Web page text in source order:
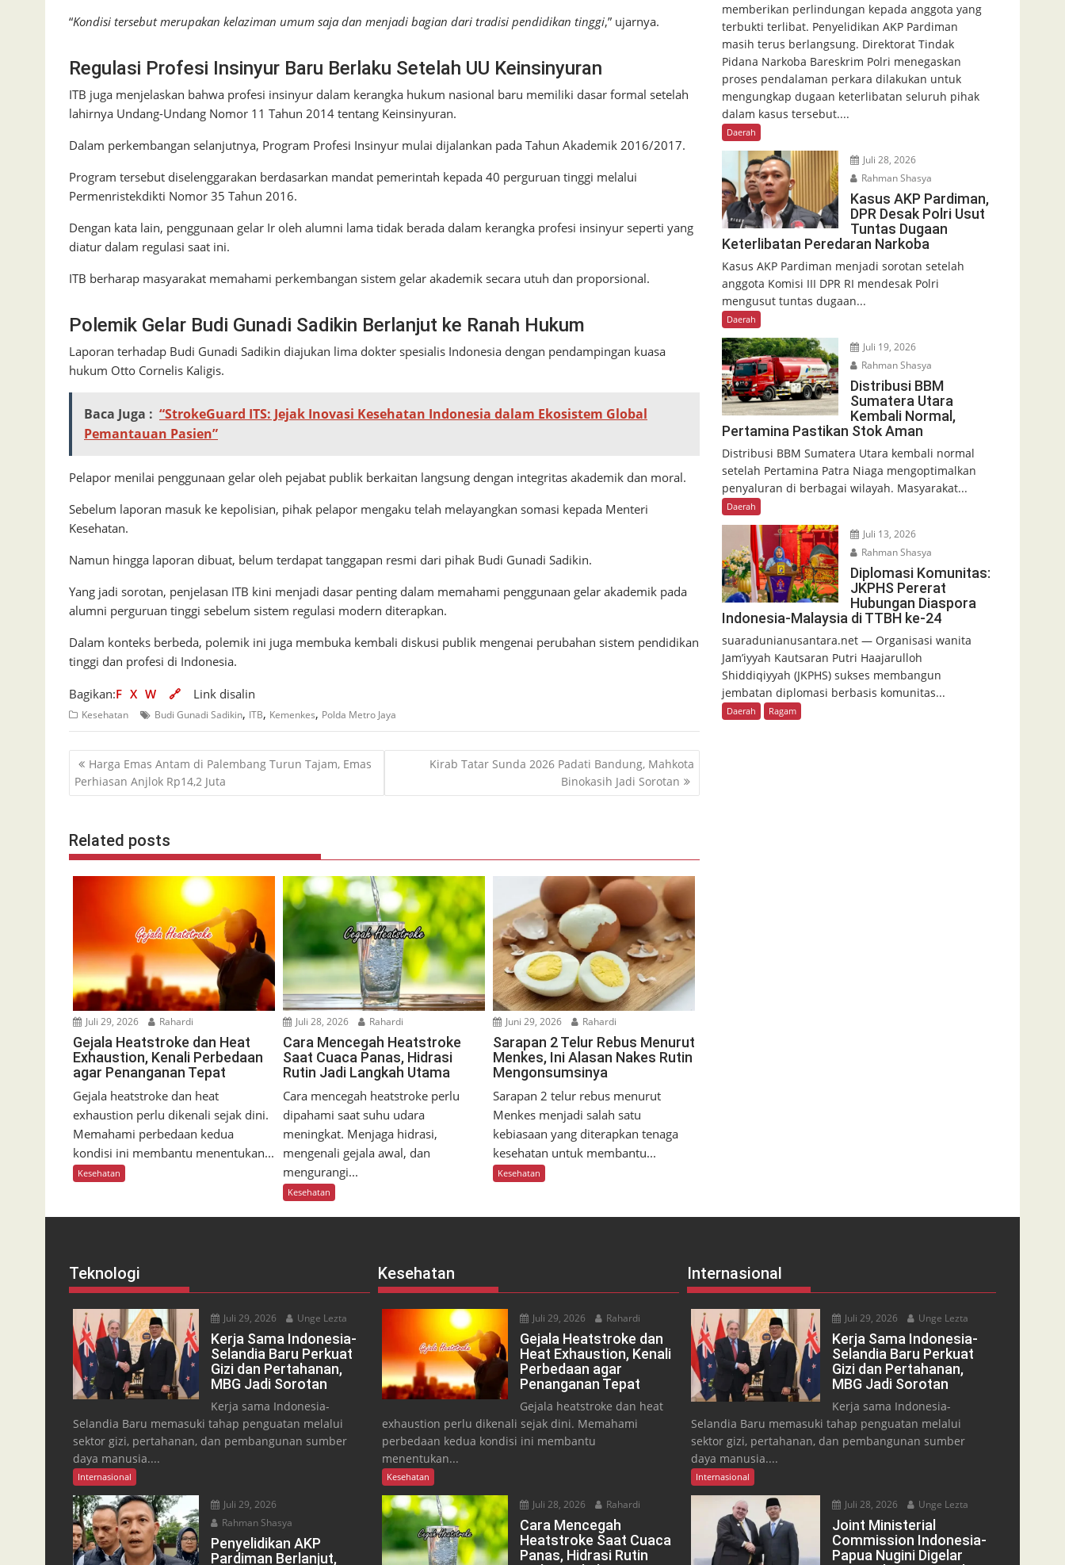
“Kondisi tersebut merupakan kelaziman umum saja dan menjadi bagian dari tradisi pendidikan tinggi,” ujarnya.
Regulasi Profesi Insinyur Baru Berlaku Setelah UU Keinsinyuran
ITB juga menjelaskan bahwa profesi insinyur dalam kerangka hukum nasional baru memiliki dasar formal setelah
lahirnya Undang-Undang Nomor 11 Tahun 2014 tentang Keinsinyuran.
Dalam perkembangan selanjutnya, Program Profesi Insinyur mulai dijalankan pada Tahun Akademik 2016/2017.
Program tersebut diselenggarakan berdasarkan mandat pemerintah kepada 40 perguruan tinggi melalui
Permenristekdikti Nomor 35 Tahun 2016.
Dengan kata lain, penggunaan gelar Ir oleh alumni lama tidak berada dalam kerangka profesi insinyur seperti yang
diatur dalam regulasi saat ini.
ITB berharap masyarakat memahami perkembangan sistem gelar akademik secara utuh dan proporsional.
Polemik Gelar Budi Gunadi Sadikin Berlanjut ke Ranah Hukum
Laporan terhadap Budi Gunadi Sadikin diajukan lima dokter spesialis Indonesia dengan pendampingan kuasa
hukum Otto Cornelis Kaligis.
Baca Juga : “StrokeGuard ITS: Jejak Inovasi Kesehatan Indonesia dalam Ekosistem Global
Pemantauan Pasien”
Pelapor menilai penggunaan gelar oleh pejabat publik berkaitan langsung dengan integritas akademik dan moral.
Sebelum laporan masuk ke kepolisian, pihak pelapor mengaku telah melayangkan somasi kepada Menteri
Kesehatan.
Namun hingga laporan dibuat, belum terdapat tanggapan resmi dari pihak Budi Gunadi Sadikin.
Yang jadi sorotan, penjelasan ITB kini menjadi dasar penting dalam memahami penggunaan gelar akademik pada
alumni perguruan tinggi sebelum sistem regulasi modern diterapkan.
Dalam konteks berbeda, polemik ini juga membuka kembali diskusi publik mengenai perubahan sistem pendidikan
tinggi dan profesi di Indonesia.
Bagikan:F X W 🔗 Link disalin
Kesehatan Budi Gunadi Sadikin, ITB, Kemenkes, Polda Metro Jaya
Navigasi
pos
Harga Emas Antam di Palembang Turun Tajam, Emas
Perhiasan Anjlok Rp14,2 Juta
Kirab Tatar Sunda 2026 Padati Bandung, Mahkota
Binokasih Jadi Sorotan
Related posts
Juli 29, 2026 Rahardi
Gejala Heatstroke dan Heat
Exhaustion, Kenali Perbedaan
agar Penanganan Tepat
Gejala heatstroke dan heat
exhaustion perlu dikenali sejak dini.
Memahami perbedaan kedua
kondisi ini membantu menentukan...
Kesehatan
Juli 28, 2026 Rahardi
Cara Mencegah Heatstroke
Saat Cuaca Panas, Hidrasi
Rutin Jadi Langkah Utama
Cara mencegah heatstroke perlu
dipahami saat suhu udara
meningkat. Menjaga hidrasi,
mengenali gejala awal, dan
mengurangi...
Kesehatan
Juni 29, 2026 Rahardi
Sarapan 2 Telur Rebus Menurut
Menkes, Ini Alasan Nakes Rutin
Mengonsumsinya
Sarapan 2 telur rebus menurut
Menkes menjadi salah satu
kebiasaan yang diterapkan tenaga
kesehatan untuk membantu...
Kesehatan
memberikan perlindungan kepada anggota yang
terbukti terlibat. Penyelidikan AKP Pardiman
masih terus berlangsung. Direktorat Tindak
Pidana Narkoba Bareskrim Polri menegaskan
proses pendalaman perkara dilakukan untuk
mengungkap dugaan keterlibatan seluruh pihak
dalam kasus tersebut....
Daerah
Juli 28, 2026
Rahman Shasya
Kasus AKP Pardiman,
DPR Desak Polri Usut
Tuntas Dugaan
Keterlibatan Peredaran Narkoba
Kasus AKP Pardiman menjadi sorotan setelah
anggota Komisi III DPR RI mendesak Polri
mengusut tuntas dugaan...
Daerah
Juli 19, 2026
Rahman Shasya
Distribusi BBM
Sumatera Utara
Kembali Normal,
Pertamina Pastikan Stok Aman
Distribusi BBM Sumatera Utara kembali normal
setelah Pertamina Patra Niaga mengoptimalkan
penyaluran di berbagai wilayah. Masyarakat...
Daerah
Juli 13, 2026
Rahman Shasya
Diplomasi Komunitas:
JKPHS Pererat
Hubungan Diaspora
Indonesia-Malaysia di TTBH ke-24
suaradunianusantara.net — Organisasi wanita
Jam’iyyah Kautsaran Putri Haajarulloh
Shiddiqiyyah (JKPHS) sukses membangun
jembatan diplomasi berbasis komunitas...
Daerah Ragam
Teknologi
Juli 29, 2026 Unge Lezta
Kerja Sama Indonesia-
Selandia Baru Perkuat
Gizi dan Pertahanan,
MBG Jadi Sorotan
Kerja sama Indonesia-
Selandia Baru memasuki tahap penguatan melalui
sektor gizi, pertahanan, dan pembangunan sumber
daya manusia....
Internasional
Juli 29, 2026
Rahman Shasya
Penyelidikan AKP
Pardiman Berlanjut,
Kesehatan
Juli 29, 2026 Rahardi
Gejala Heatstroke dan
Heat Exhaustion, Kenali
Perbedaan agar
Penanganan Tepat
Gejala heatstroke dan heat
exhaustion perlu dikenali sejak dini. Memahami
perbedaan kedua kondisi ini membantu
menentukan...
Kesehatan
Juli 28, 2026 Rahardi
Cara Mencegah
Heatstroke Saat Cuaca
Panas, Hidrasi Rutin
Internasional
Juli 29, 2026 Unge Lezta
Kerja Sama Indonesia-
Selandia Baru Perkuat
Gizi dan Pertahanan,
MBG Jadi Sorotan
Kerja sama Indonesia-
Selandia Baru memasuki tahap penguatan melalui
sektor gizi, pertahanan, dan pembangunan sumber
daya manusia....
Internasional
Juli 28, 2026 Unge Lezta
Joint Ministerial
Commission Indonesia-
Papua Nugini Digelar